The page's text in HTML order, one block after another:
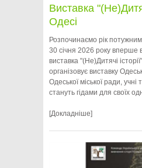
Виставка
Одесі
Розпочинаємо рік
30 січня 2026 року вперше
виставка "(Не)Дитячі
організовує виставку
Одеської міської ради, учні
стануть гідами для своїх
[Докладніше]